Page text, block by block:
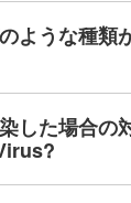
ような種類
した場合の
?